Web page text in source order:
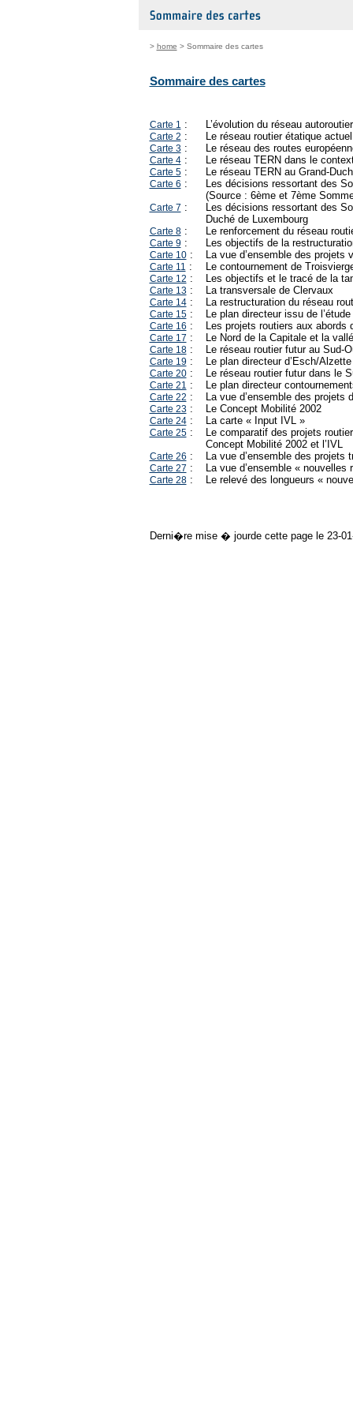
> home > Sommaire des cartes
Sommaire des cartes
Carte 1 : L’évolution du réseau
Carte 2 : Le réseau routier étatique
Carte 3: Le réseau des routes
Carte 4: Le réseau TERN dans le
Carte 5: Le réseau TERN au Grand-
Carte 6 :
Les décisions ressortant des
(Source : 6ème et 7ème
Carte 7 :
Les décisions ressortant des
Duché de Luxembourg
Carte 8: Le renforcement du réseau
Carte 9: Les objectifs de la
Carte 10: La vue d’ensemble des
Carte 11 : Le contournement de
Carte 12 : Les objectifs et le tracé de la
Carte 13: La transversale de Clervaux
Carte 14: La restructuration du réseau
Carte 15: Le plan directeur issu de
Carte 16 : Les projets routiers aux abords
Carte 17 : Le Nord de la Capitale et la
Carte 18: Le réseau routier futur au Sud-
Carte 19: Le plan directeur d’Esch/
Carte 20: Le réseau routier futur dans le
Carte 21 : Le plan directeur
Carte 22 : La vue d’ensemble des
Carte 23: Le Concept Mobilité 2002
Carte 24: La carte « Input IVL »
Carte 25:
Le comparatif des projets
Concept Mobilité 2002 et l’IVL
Carte 26 : La vue d’ensemble des
Carte 27 : La vue d’ensemble «
Carte 28: Le relevé des longueurs «
Derni�re mise � jourde cette page le 23-